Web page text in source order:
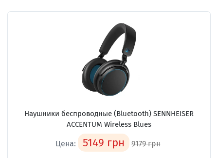
Наушники беспроводные (Bluetooth) SENNHEISER
ACCENTUM Wireless Blues
Цена: 5149 грн 9179 грн